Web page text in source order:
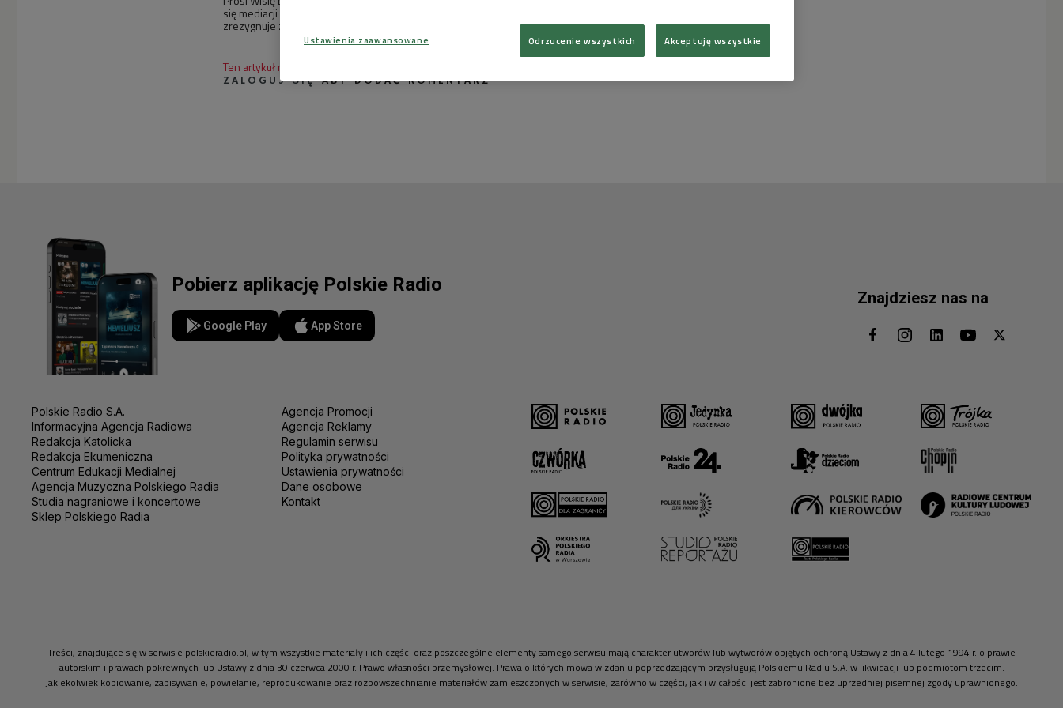
się mediacji między Olą i Tadeuszem. Wtedy Stella zaczyna szantażować Wisię. Mówi, że być może
zrezygnuje z wynajmowania lokalu od niej. Ma inne propozycje lokalowe.
Ten artykuł nie ma jeszcze komentarzy, możesz być pierwszy!
ZALOGUJ SIĘ ABY DODAĆ KOMENTARZ
Pobierz aplikację Polskie Radio
Google Play App Store
Znajdziesz nas na
Polskie Radio S.A.
Informacyjna Agencja Radiowa
Redakcja Katolicka
Redakcja Ekumeniczna
Centrum Edukacji Medialnej
Agencja Muzyczna Polskiego Radia
Studia nagraniowe i koncertowe
Sklep Polskiego Radia
Agencja Promocji
Agencja Reklamy
Regulamin serwisu
Polityka prywatności
Ustawienia prywatności
Dane osobowe
Kontakt
Treści, znajdujące się w serwisie polskieradio.pl, w tym wszystkie materiały i ich części oraz poszczególne elementy samego serwisu mają charakter utworów lub wytworów objętych ochroną Ustawy z dnia 4 lutego 1994 r. o prawie
autorskim i prawach pokrewnych lub Ustawy z dnia 30 czerwca 2000 r. Prawo własności przemysłowej. Prawa o których mowa w zdaniu poprzedzającym przysługują Polskiemu Radiu S.A. w likwidacji lub podmiotom trzecim.
Jakiekolwiek kopiowanie, zapisywanie, powielanie, reprodukowanie oraz rozpowszechnianie materiałów zamieszczonych w serwisie, zarówno w części, jak i w całości jest zabronione bez uprzedniej pisemnej zgody uprawnionego.
Ustawienia zaawansowane Odrzucenie wszystkich Akceptuję wszystkie